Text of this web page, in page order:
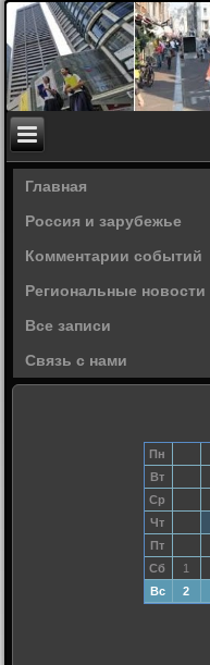
Главная
Россия и зарубежье
Комментарии событий
Региональные новости
Все записи
Связь с нами
Пн
Вт
Ср
Чт
Пт
Сб
1
Вс
2